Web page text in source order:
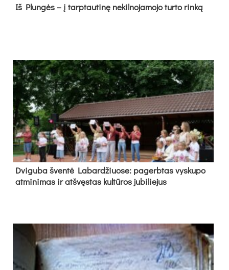
Iš Plungės – į tarptautinę nekilnojamojo turto rinką
Dvi­gu­ba šven­tė La­bar­džiuo­se: pa­gerb­tas vys­ku­po
at­mi­ni­mas ir at­švęs­tas kul­tū­ros ju­bi­lie­jus